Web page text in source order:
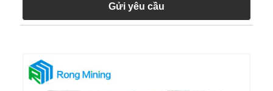
Gửi yêu cầu